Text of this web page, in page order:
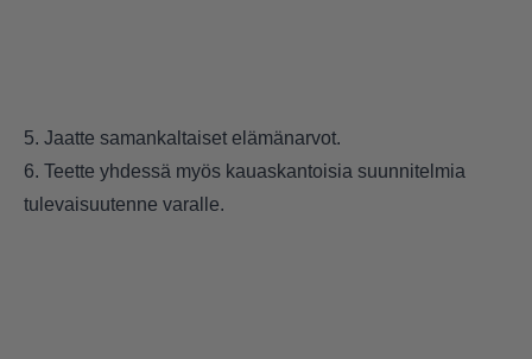
5. Jaatte samankaltaiset elämänarvot.
6. Teette yhdessä myös kauaskantoisia suunnitelmia
tulevaisuutenne varalle.